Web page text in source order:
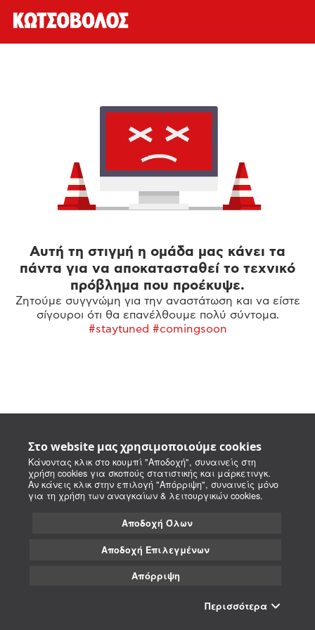
Στο website μας χρησιμοποιούμε cookies
Κάνοντας κλικ στο κουμπί "Αποδοχή", συναινείς στη
χρήση cookies για σκοπούς στατιστικής και μάρκετινγκ.
Αν κάνεις κλικ στην επιλογή "Απόρριψη", συναινείς μόνο
για τη χρήση των αναγκαίων & λειτουργικών cookies.
Αποδοχή Όλων
Αποδοχή Επιλεγμένων
Απόρριψη
Περισσότερα
Αυτή τη στιγμή η ομάδα μας κάνει τα
πάντα για να αποκατασταθεί το τεχνικό
πρόβλημα που προέκυψε.
Ζητούμε συγγνώμη για την αναστάτωση και να είστε
σίγουροι ότι θα επανέλθουμε πολύ σύντομα.
#staytuned #comingsoon